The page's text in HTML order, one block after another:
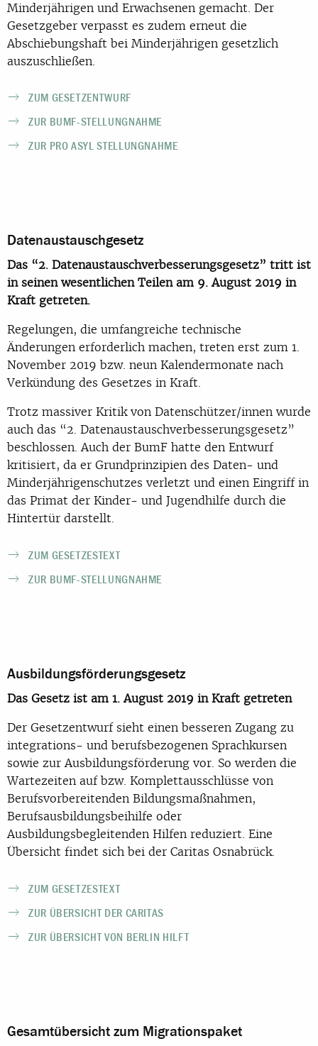
Minderjährigen und Erwachsenen gemacht. Der
Gesetzgeber verpasst es zudem erneut die
Abschiebungshaft bei Minderjährigen gesetzlich
auszuschließen.
ZUM GESETZENTWURF
ZUR BUMF-STELLUNGNAHME
ZUR PRO ASYL STELLUNGNAHME
Datenaustauschgesetz
Das “2. Datenaustauschverbesserungsgesetz” tritt ist
in seinen wesentlichen Teilen am 9. August 2019 in
Kraft getreten.
Regelungen, die umfangreiche technische
Änderungen erforderlich machen, treten erst zum 1.
November 2019 bzw. neun Kalendermonate nach
Verkündung des Gesetzes in Kraft.
Trotz massiver Kritik von Datenschützer/innen wurde
auch das “2. Datenaustauschverbesserungsgesetz”
beschlossen. Auch der BumF hatte den Entwurf
kritisiert, da er Grundprinzipien des Daten- und
Minderjährigenschutzes verletzt und einen Eingriff in
das Primat der Kinder- und Jugendhilfe durch die
Hintertür darstellt.
ZUM GESETZESTEXT
ZUR BUMF-STELLUNGNAHME
Ausbildungsförderungsgesetz
Das Gesetz ist am 1. August 2019 in Kraft getreten
Der Gesetzentwurf sieht einen besseren Zugang zu
integrations- und berufsbezogenen Sprachkursen
sowie zur Ausbildungsförderung vor. So werden die
Wartezeiten auf bzw. Komplettausschlüsse von
Berufsvorbereitenden Bildungsmaßnahmen,
Berufsausbildungsbeihilfe oder
Ausbildungsbegleitenden Hilfen reduziert. Eine
Übersicht findet sich bei der Caritas Osnabrück.
ZUM GESETZESTEXT
ZUR ÜBERSICHT DER CARITAS
ZUR ÜBERSICHT VON BERLIN HILFT
Gesamtübersicht zum Migrationspaket